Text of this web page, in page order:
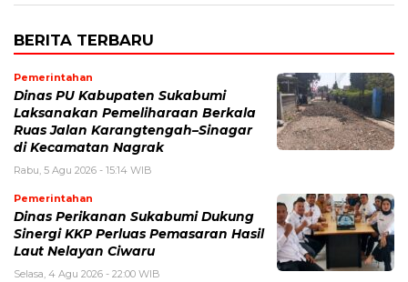
BERITA TERBARU
Pemerintahan
Dinas PU Kabupaten Sukabumi
Laksanakan Pemeliharaan Berkala
Ruas Jalan Karangtengah–Sinagar
di Kecamatan Nagrak
Rabu, 5 Agu 2026 - 15:14 WIB
Pemerintahan
Dinas Perikanan Sukabumi Dukung
Sinergi KKP Perluas Pemasaran Hasil
Laut Nelayan Ciwaru
Selasa, 4 Agu 2026 - 22:00 WIB